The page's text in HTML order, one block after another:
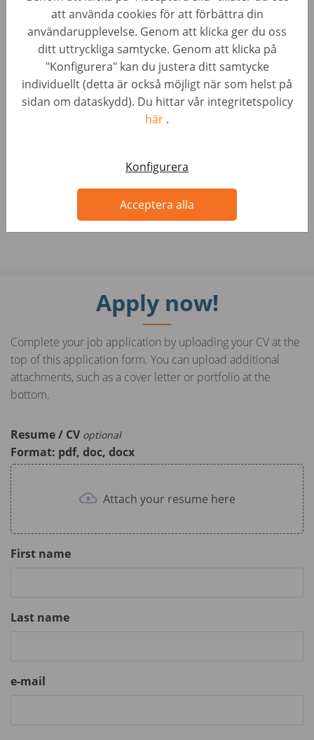
att använda cookies för att förbättra din
användarupplevelse. Genom att klicka ger du oss
ditt uttryckliga samtycke. Genom att klicka på
"Konfigurera" kan du justera ditt samtycke
individuellt (detta är också möjligt när som helst på
sidan om dataskydd). Du hittar vår integritetspolicy
här .
Konfigurera
Acceptera alla
betekent dat we willen dat iedereen zich welkom voelt
bij ons en dat we gelijke kansen bieden voor iedereen,
ongeacht sekse, etniciteit, religie, leeftijd, seksuele
oriëntatie, handicap of andere niet-
prestatiegerelateerde factor.
Acquisitie naar aanleiding van deze vacature wordt niet
<- https://wa.me/31644859618?text=
Apply now!
Complete your job application by uploading your CV at the
top of this application form. You can upload additional
attachments, such as a cover letter or portfolio at the
bottom.
Resume / CV optional
Format: pdf, doc, docx
Attach your resume here
First name
Last name
e-mail